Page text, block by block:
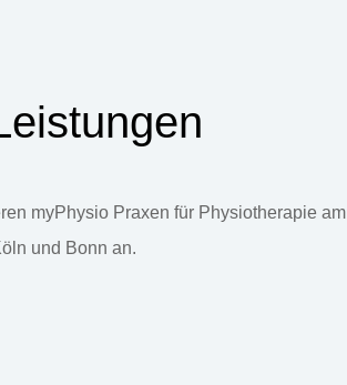
myPhysio Praxen für Physiotherapie am
und Bonn an.